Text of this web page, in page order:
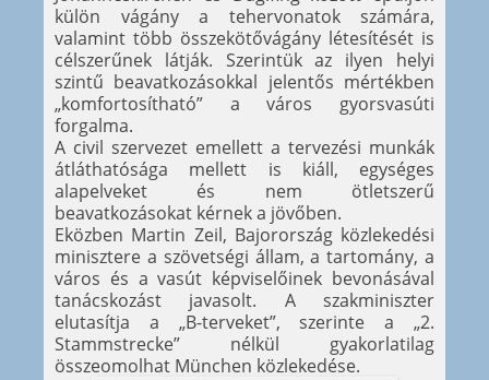
külön vágány a tehervonatok számára,
valamint több összekötővágány létesítését is
célszerűnek látják. Szerintük az ilyen helyi
szintű beavatkozásokkal jelentős mértékben
„komfortosítható” a város gyorsvasúti
forgalma.
A civil szervezet emellett a tervezési munkák
átláthatósága mellett is kiáll, egységes
alapelveket és nem ötletszerű
beavatkozásokat kérnek a jövőben.
Eközben Martin Zeil, Bajorország közlekedési
minisztere a szövetségi állam, a tartomány, a
város és a vasút képviselőinek bevonásával
tanácskozást javasolt. A szakminiszter
elutasítja a „B-terveket”, szerinte a „2.
Stammstrecke” nélkül gyakorlatilag
összeomolhat München közlekedése.